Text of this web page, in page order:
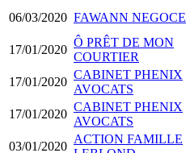
06/03/2020 FAWANN NEGOCE
17/01/2020
Ô PRÊT DE MON
COURTIER
17/01/2020
CABINET PHENIX
AVOCATS
17/01/2020
CABINET PHENIX
AVOCATS
03/01/2020
ACTION FAMILLE